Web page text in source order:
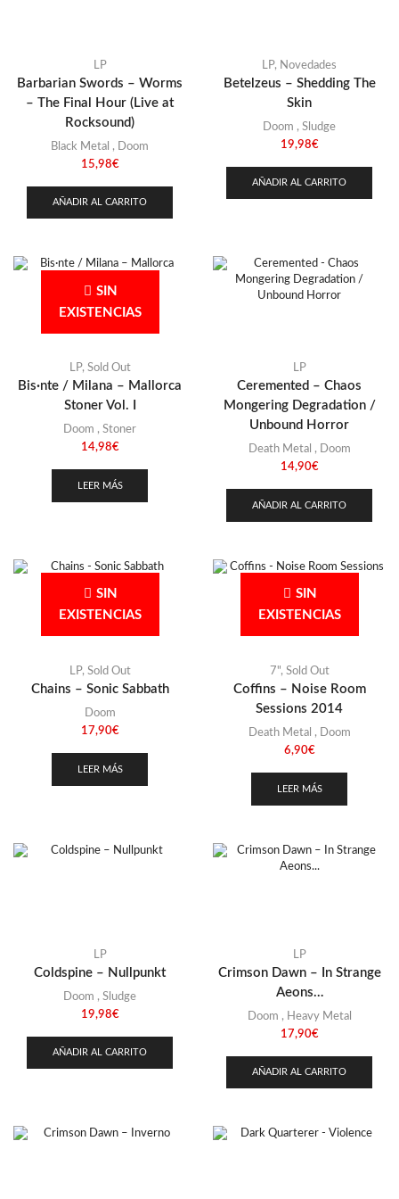
LP
Barbarian Swords – Worms
– The Final Hour (Live at
Rocksound)
Black Metal ,
Doom
15,98€
AÑADIR AL CARRITO
LP, Novedades
Betelzeus – Shedding The
Skin
Doom , Sludge
19,98€
AÑADIR AL CARRITO
SIN
EXISTENCIAS
LP, Sold Out
Bis·nte / Milana – Mallorca
Stoner Vol. I
Doom , Stoner
14,98€
LEER MÁS
LP
Ceremented – Chaos
Mongering Degradation /
Unbound Horror
Death Metal , Doom
14,90€
AÑADIR AL CARRITO
SIN
EXISTENCIAS
LP, Sold Out
Chains – Sonic Sabbath
Doom
17,90€
LEER MÁS
SIN
EXISTENCIAS
7", Sold Out
Coffins – Noise Room
Sessions 2014
Death Metal , Doom
6,90€
LEER MÁS
LP
Coldspine – Nullpunkt
Doom , Sludge
19,98€
AÑADIR AL CARRITO
LP
Crimson Dawn – In Strange
Aeons…
Doom , Heavy Metal
17,90€
AÑADIR AL CARRITO